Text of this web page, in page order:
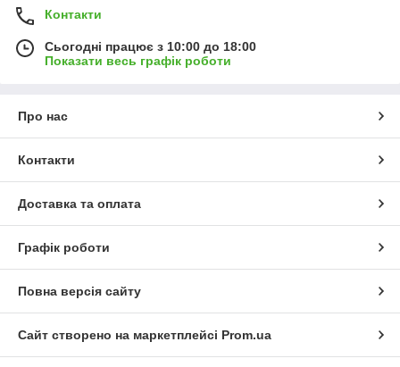
Контакти
Сьогодні працює з 10:00 до 18:00
Показати весь графік роботи
Про нас
Контакти
Доставка та оплата
Графік роботи
Повна версія сайту
Сайт створено на маркетплейсі Prom.ua